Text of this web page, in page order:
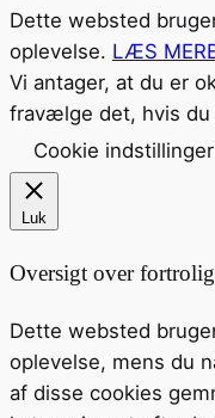
Dette websted
oplevelse. LÆS
Vi antager, at du er
fravælge det, hvis du
Cookie indstillinger
Luk
Oversigt over
Dette websted
oplevelse, mens du
af disse cookies